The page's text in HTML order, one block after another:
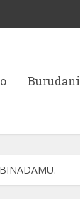
Burudani